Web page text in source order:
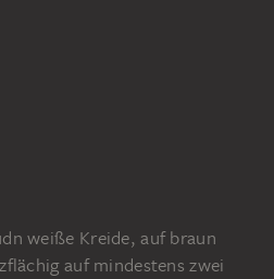
weiße Kreide, auf braun
auf mindestens zwei